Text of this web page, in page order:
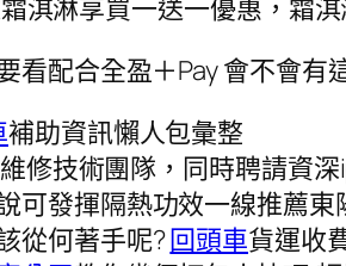
淇淋享買一送一優惠，霜淇
配合全盈＋Pay 會不會有
補助資訊懶人包彙整
修技術團隊，同時聘請資
可發揮隔熱功效一線推薦
從何著手呢?回頭車貨運收